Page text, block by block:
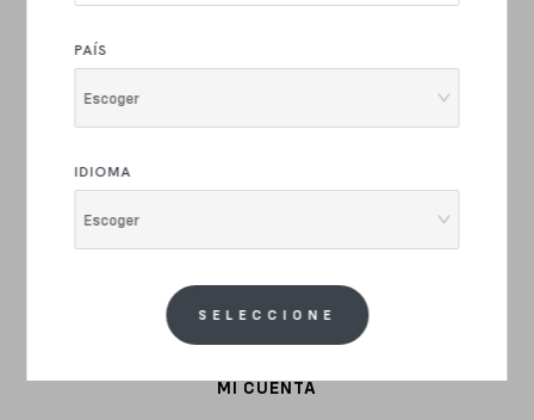
PAÍS
Escoger
IDIOMA
Escoger
SELECCIONE
URBAN
ROPA
ATENCIÓN AL CLIENTE
GARANTÍA
MI CUENTA